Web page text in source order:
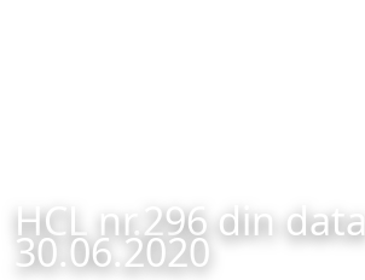
HCL nr.296 din
30.06.2020